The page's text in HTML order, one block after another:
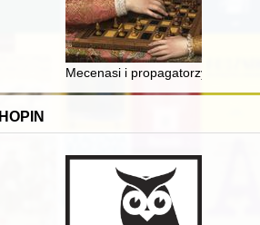
the research of the history of Jews in
Mecenasi i propagatorzy gry